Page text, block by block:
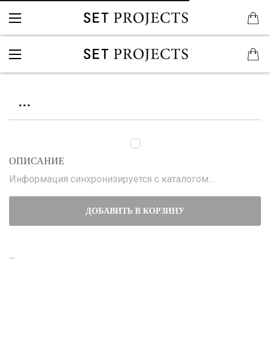
...
ОПИСАНИЕ
Информация синхронизируется с каталогом...
ДОБАВИТЬ В КОРЗИНУ
...